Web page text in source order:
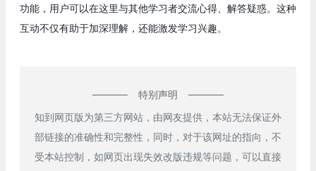
功能，用户可以在这里与其他学习者交流心得、解答疑惑。这种
互动不仅有助于加深理解，还能激发学习兴趣。
特别声明
知到网页版为第三方网站，由网友提供，本站无法保证外
部链接的准确性和完整性，同时，对于该网址的指向，不
受本站控制，如网页出现失效改版违规等问题，可以直接